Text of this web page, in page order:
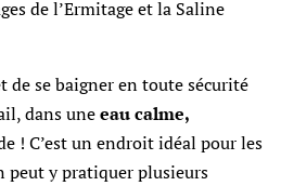
de l’Ermitage et la Saline
se baigner en toute sécurité
dans uneeau calme,
! C’est un endroit idéal pour les
y pratiquer plusieurs